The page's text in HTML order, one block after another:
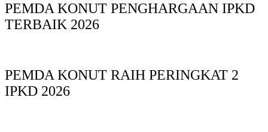
PEMDA KONUT PENGHARGAAN IPKD
TERBAIK 2026
PEMDA KONUT RAIH PERINGKAT 2
IPKD 2026